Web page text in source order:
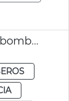
València compra tres vehículos bomberos